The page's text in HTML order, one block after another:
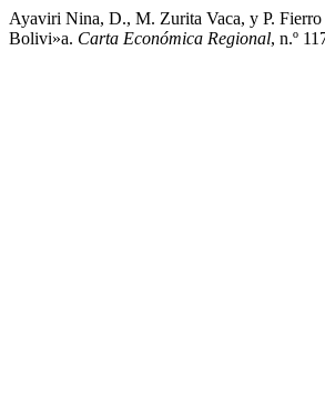
Ayaviri Nina, D., M. Zurita Vaca, y P.
Bolivi»a. Carta Económica Regional, n.º